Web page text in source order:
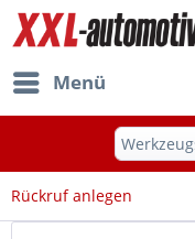
Menü
Rückruf anlegen